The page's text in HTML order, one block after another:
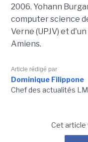
2006. Yohann
computer science
Verne (UPJV) et
Amiens.
Article rédigé par
Dominique Filippone
Chef des actualités
Cet article